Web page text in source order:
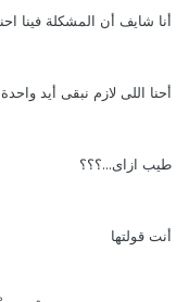
أنا شايف أن المشكلة فينا احنا
أحنا اللى لازم نبقى أيد واحدة
طيب ازاى...؟؟؟
أنت قولتها